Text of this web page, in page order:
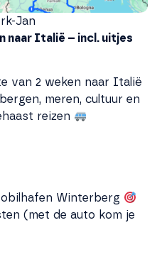
Jan
naar Italië – incl. uitjes
van 2 weken naar Italië
meren, cultuur en
reizen
Winterberg
(met de auto kom je